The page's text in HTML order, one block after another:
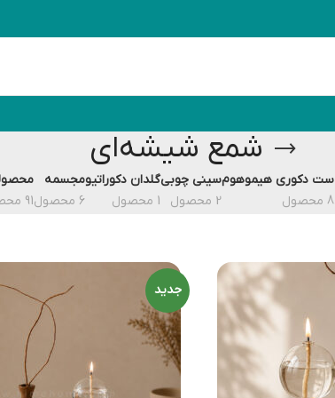
شمع شیشه‌ای
ست دکوری هیموهوم
8 محصول
سینی چوبی
2 محصول
گلدان دکوراتیو
1 محصول
مجسمه
6 محصول
91 محصول
جدید